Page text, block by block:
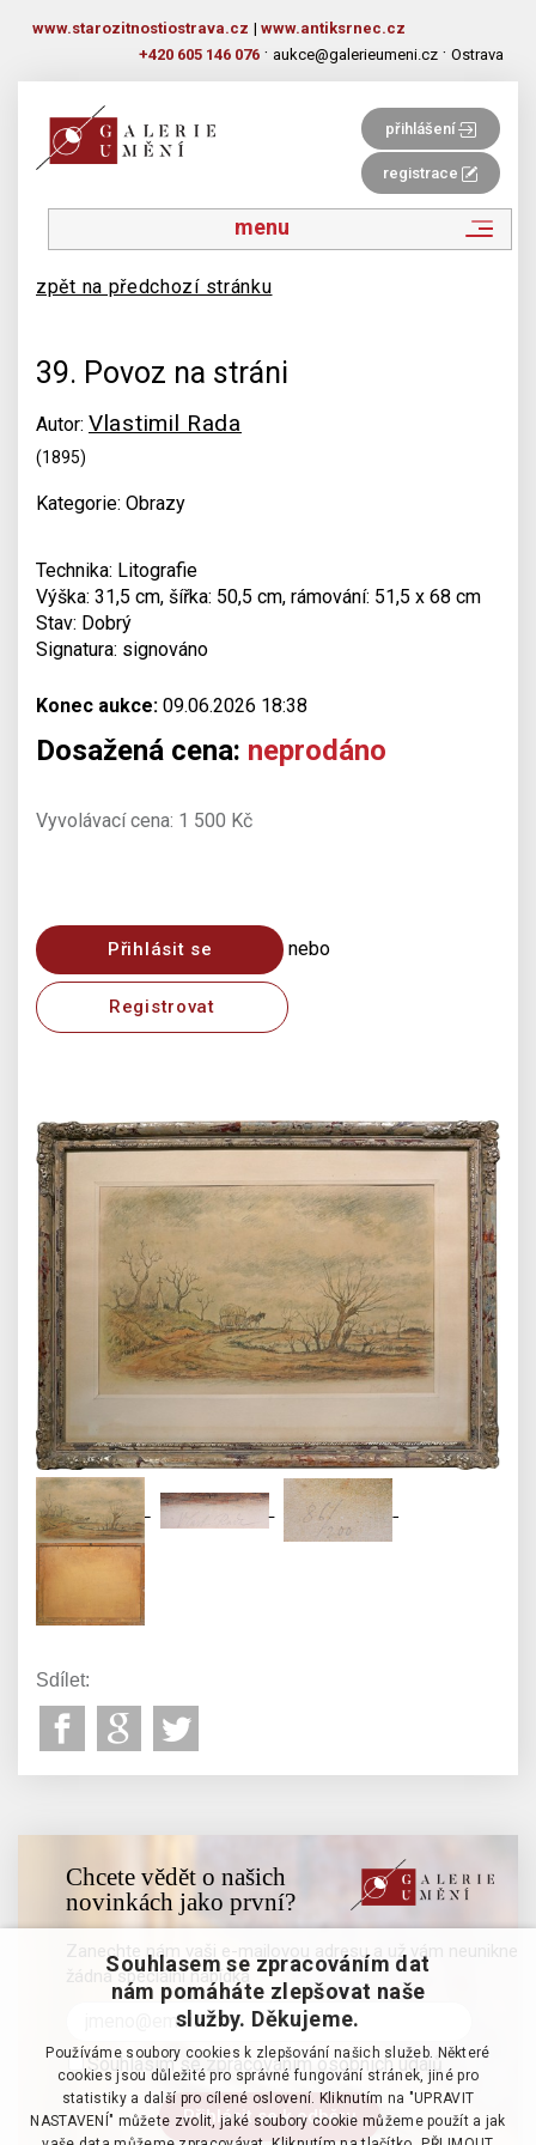
www.starozitnostiostrava.cz | www.antiksrnec.cz
+420 605 146 076 · aukce@galerieumeni.cz · Ostrava
přihlášení
registrace
menu
zpět na předchozí stránku
39. Povoz na stráni
Autor: Vlastimil Rada
(1895)
Kategorie: Obrazy
Technika: Litografie
Výška: 31,5 cm, šířka: 50,5 cm, rámování: 51,5 x 68 cm
Stav: Dobrý
Signatura: signováno
Konec aukce: 09.06.2026 18:38
Dosažená cena: neprodáno
Vyvolávací cena: 1 500 Kč
Přihlásit se nebo
Registrovat
Sdílet:
Chcete vědět o našich
novinkách jako první?
Zanechte nám vaši e-mailovou adresu a už vám neunikne
žádná speciální nabídka
Souhlasím se zpracováním osobních údajů
Souhlasem se zpracováním dat
nám pomáháte zlepšovat naše
služby. Děkujeme.
Používáme soubory cookies k zlepšování našich služeb. Některé
cookies jsou důležité pro správné fungování stránek, jiné pro
statistiky a další pro cílené oslovení. Kliknutím na "UPRAVIT
NASTAVENÍ" můžete zvolit, jaké soubory cookie můžeme použít a jak